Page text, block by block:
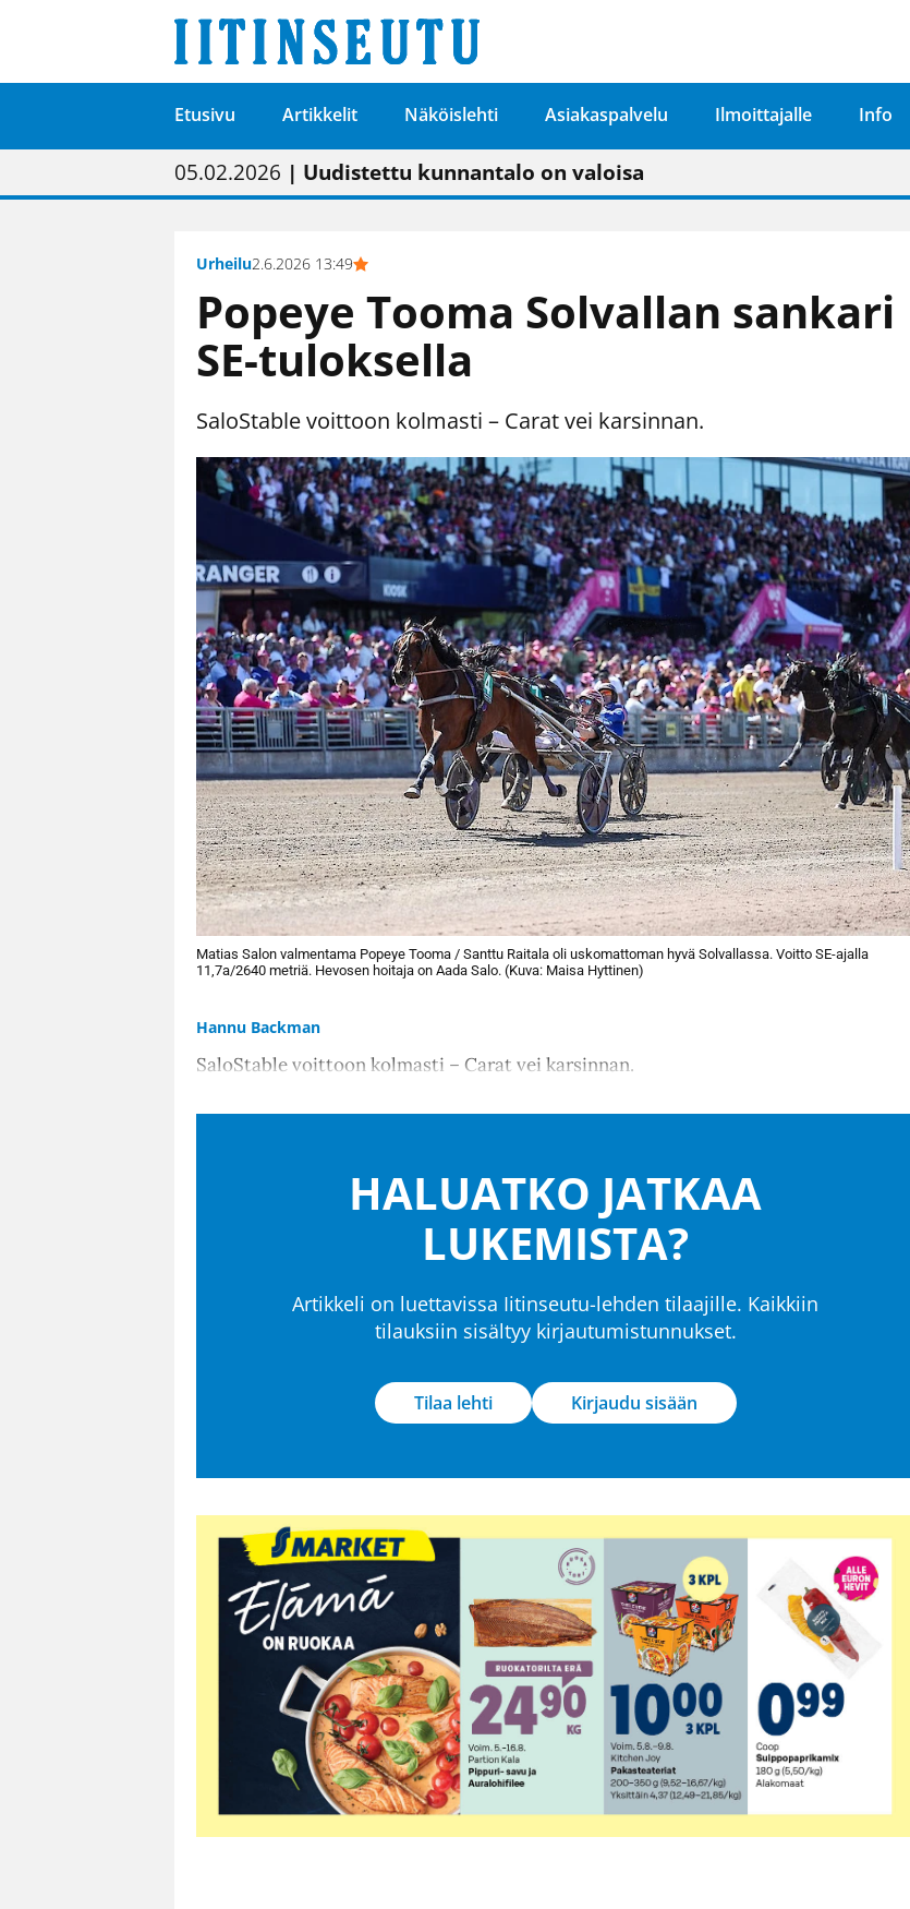
Etusivu Artikkelit Näköislehti Asiakaspalvelu Ilmoittajalle Info
01.02.2026 | Painon vaihtumisen pitäisi näkyä hieman parempana
05.02.2026 | Uudistettu kunnantalo on valoisa
23.04.2026 | “Olemme käynnistämässä uudelleen keskustavisiotyön”
09.05.2026| "Maalla on totuttu elämään omavaraisemmin kuin
Urheilu2.6.2026 13:49
Popeye Tooma Solvallan sankari
SE-tuloksella
SaloStable voittoon kolmasti – Carat vei karsinnan.
Matias Salon valmentama Popeye Tooma / Santtu Raitala oli uskomattoman hyvä Solvallassa. Voitto SE-ajalla
11,7a/2640 metriä. Hevosen hoitaja on Aada Salo. (Kuva: Maisa Hyttinen)
Hannu Backman
SaloStable voittoon kolmasti – Carat vei karsinnan.
HALUATKO JATKAA
LUKEMISTA?
Artikkeli on luettavissa Iitinseutu-lehden tilaajille. Kaikkiin
tilauksiin sisältyy kirjautumistunnukset.
Tilaa lehti Kirjaudu sisään